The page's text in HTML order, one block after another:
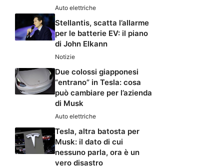
Auto elettriche
Stellantis, scatta l’allarme
per le batterie EV: il piano
di John Elkann
Notizie
Due colossi giapponesi
“entrano” in Tesla: cosa
può cambiare per l’azienda
di Musk
Auto elettriche
Tesla, altra batosta per
Musk: il dato di cui
nessuno parla, ora è un
vero disastro